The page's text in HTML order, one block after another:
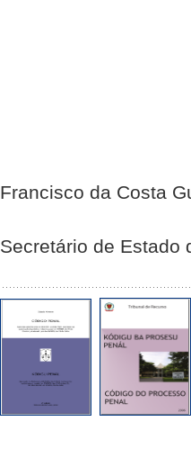
Francisco da Costa
Secretário de Estado